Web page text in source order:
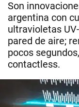
Son
argentina con
ultravioletas
pared de aire;
pocos
contactless.